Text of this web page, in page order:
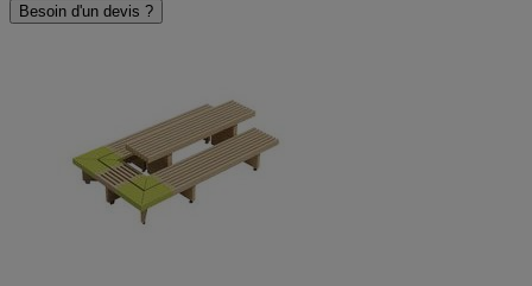
Besoin d'un devis ?